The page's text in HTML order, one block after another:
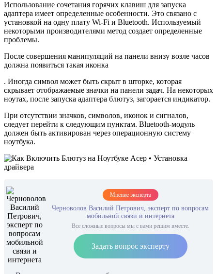
Использование сочетания горячих клавиш для запуска
адаптера имеет определенные особенности. Это связано с
установкой на одну плату Wi-Fi и Bluetooth. Используемый
некоторыми производителями метод создает определенные
проблемы.
После совершения манипуляций на панели внизу возле часов
должна появиться такая иконка
. Иногда символ может быть скрыт в шторке, которая
скрывает отображаемые значки на панели задач. На некоторых
ноутах, после запуска адаптера блютуз, загорается индикатор.
При отсутствии значков, символов, иконок и сигналов,
следует перейти к следующим пунктам. Bluetooth-модуль
должен быть активирован через операционную систему
ноутбука.
Мнение эксперта
Черноволов Василий Петрович, эксперт по вопросам
мобильной связи и интернета
Все сложные вопросы мы с вами решим вместе.
Задать вопрос эксперту